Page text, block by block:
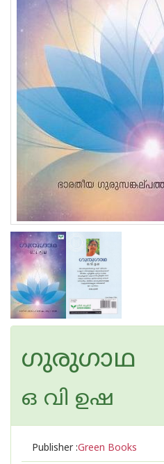
ഗുരുഗാഥ
ഒ വി ഉഷ
Publisher :Green Books